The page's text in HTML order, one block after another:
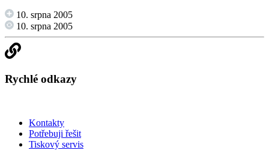
10. srpna 2005
10. srpna 2005
Rychlé odkazy
Kontakty
Potřebuji řešit
Tiskový servis